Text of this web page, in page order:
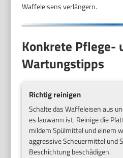
Waffeleisens verlängern.
Konkrete Pflege-
Wartungstipps
Richtig reinigen
Schalte das Waffeleisen aus
es lauwarm ist. Reinige die
mildem Spülmittel und einem
aggressive Scheuermittel und
Beschichtung beschädigen.